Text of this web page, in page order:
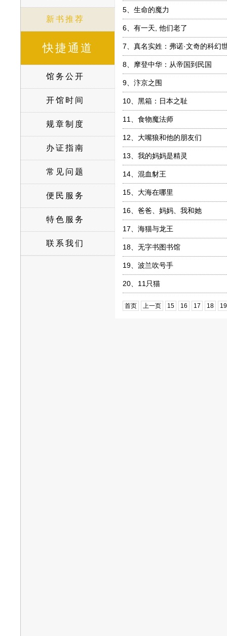
新书推荐
快捷通道
馆务公开
开馆时间
规章制度
办证指南
常见问题
便民服务
特色服务
联系我们
5、 生命的魔力
6、 有一天, 他们老了
7、 真名实姓：弗诺·文奇的科幻
8、 摩登中华：从帝国到民国
9、 汴京之围
10、 黑箱：日本之耻
11、 食物魔法师
12、 大嘴狼和他的朋友们
13、 我的妈妈是精灵
14、 混血豺王
15、 大海在哪里
16、 爸爸、妈妈、我和她
17、 海猫与龙王
18、 无字书图书馆
19、 波兰吹号手
20、 11只猫
首页 上一页 15 16 17 18 19